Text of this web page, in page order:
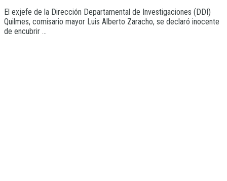
El exjefe de la Dirección Departamental de Investigaciones (DDI)
Quilmes, comisario mayor Luis Alberto Zaracho, se declaró inocente
de encubrir ...